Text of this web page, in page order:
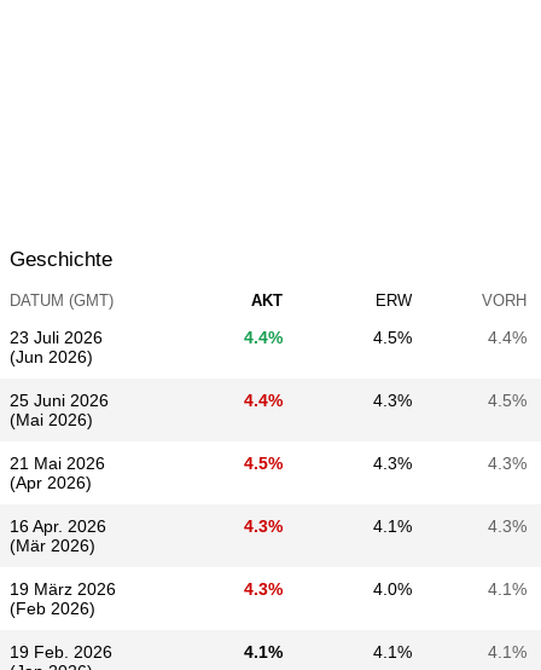
Geschichte
DATUM (GMT) AKT ERW VORH
23 Juli 2026
(Jun 2026)
4.4% 4.5% 4.4%
25 Juni 2026
(Mai 2026)
4.4% 4.3% 4.5%
21 Mai 2026
(Apr 2026)
4.5% 4.3% 4.3%
16 Apr. 2026
(Mär 2026)
4.3% 4.1% 4.3%
19 März 2026
(Feb 2026)
4.3% 4.0% 4.1%
19 Feb. 2026
4.1% 4.1% 4.1%